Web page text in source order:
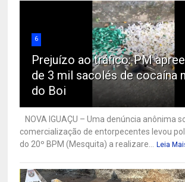
6
Prejuízo ao tráfico: PM
de 3 mil sacolés de cocaína
do Boi
NOVA IGUAÇU – Uma denúncia anônima
comercialização de entorpecentes levou
do 20º BPM (Mesquita) a realizare... Leia